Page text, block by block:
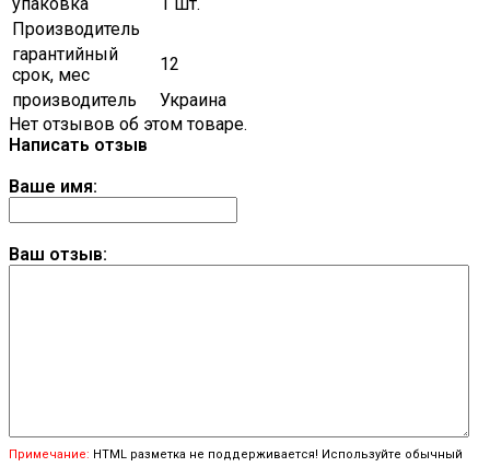
Производитель
гарантийный
срок, мес
12
производитель
Украина
Нет отзывов об этом товаре.
Написать отзыв
Ваше имя:
Ваш отзыв:
Примечание: HTML разметка не поддерживается! Используйте обычный